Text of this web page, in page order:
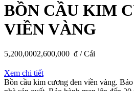
BỒN CẦU KIM
VIỀN VÀNG
5,200,0002,600,000 đ / Cái
Xem chi tiết
Bồn cầu kim cương đen viền vàng.